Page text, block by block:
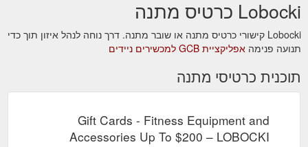
Lobocki כרטיס מתנה
Lobocki קישורי כרטיס מתנה או שובר מתנה. דרך נוחה לנהל איזון תוך כדי
תנועה פנימה אפליקציית GCB למכשירים ניידים
תוכנית כרטיסי מתנה
Gift Cards - Fitness Equipment and
Accessories Up To $200 – LOBOCKI